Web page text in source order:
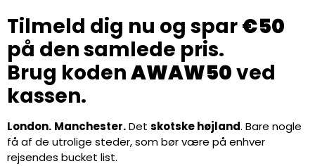
Tilmeld dig nu og spar€50
på den samlede pris.
Brug kodenAWAW50ved
kassen.
London. Manchester.Det skotske højland. Bare nogle
få af de utrolige steder, som bør være på enhver
rejsendes bucket list.